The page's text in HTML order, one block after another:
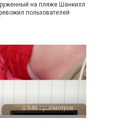
на пляже Шанкилл
пользователей
546 просмотров